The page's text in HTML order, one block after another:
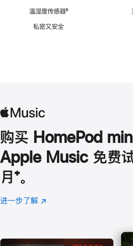
温湿度传感器脚
⁶
私密又安全
购买 HomePod mini
Apple Music 免费
月 脚
注
⁺。
进一步了解 Apple
(在
口